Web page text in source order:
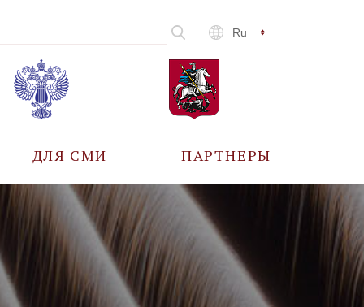
Ru
ДЛЯ СМИ
АККРЕДИТАЦИЯ
ПАРТНЕРЫ